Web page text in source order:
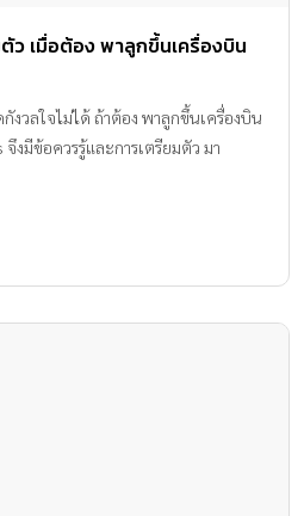
ว เมื่อต้อง พาลูกขึ้นเครื่องบิน
งวลใจไม่ได้ ถ้าต้อง พาลูกขึ้นเครื่องบิน
จึงมีข้อควรรู้และการเตรียมตัว มา